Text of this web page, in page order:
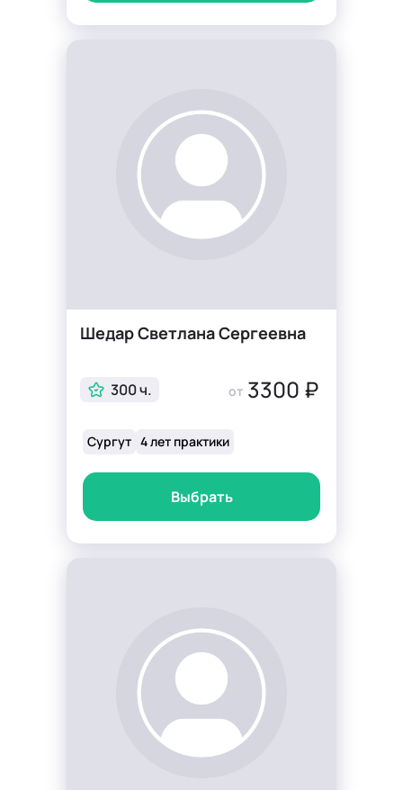
Шедар Светлана Сергеевна
300 ч. от 3300 ₽
Сургут 4 лет практики
Выбрать